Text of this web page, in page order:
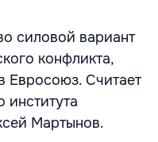
силовой вариант
конфликта,
Евросоюз. Считает
Мартынов.